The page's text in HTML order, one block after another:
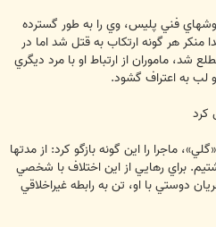
فني پليس، وي را به طور گسترده
منكر هر گونه ارتكاب به قتل شد اما در
شد، ماموران از ارتباط او با مرد ديگري
به اعتراف گشود.
كرد
ماجرا را اين گونه بازگو كرد: از مدتها
براي رهايي از اين اختلاف با شخصي
دوستي با او، تن به رابطه غيراخلاقي